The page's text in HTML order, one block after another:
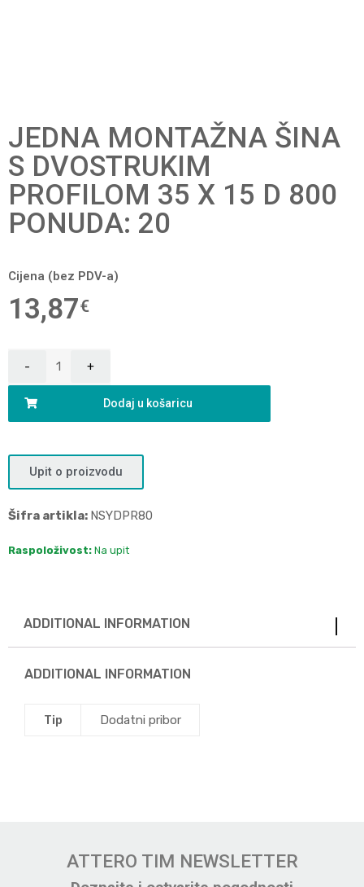
JEDNA MONTAŽNA ŠINA
S DVOSTRUKIM
PROFILOM 35 X 15 D 800
PONUDA: 20
Cijena (bez PDV-a)
13,87€
Dodaj u košaricu
Upit o proizvodu
Šifra artikla: NSYDPR80
Raspoloživost: Na upit
ADDITIONAL INFORMATION
ADDITIONAL INFORMATION
Tip Dodatni pribor
ATTERO TIM NEWSLETTER